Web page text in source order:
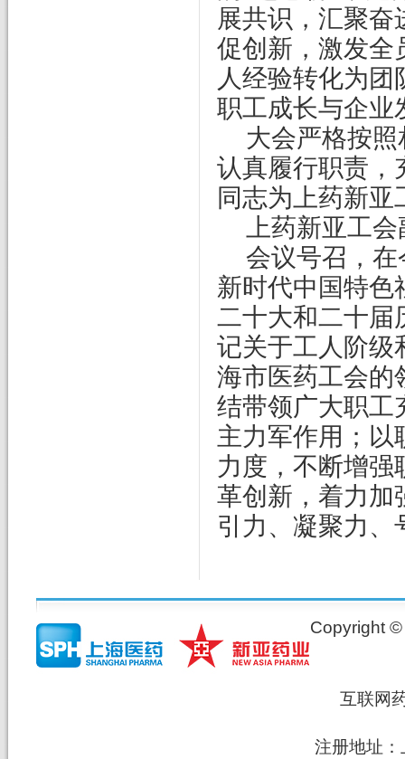
展共识，汇聚奋
促创新，激发全
人经验转化为
职工成长与企业
大会严格按
认真履行职责，
同志为上药新
上药新亚工
会议号召，
新时代中国特色
二十大和二十届
记关于工人阶级
海市医药工会的
结带领广大职工
主力军作用；以
力度，不断增强
革创新，着力加
引力、凝聚力、
Copyright
互联网
注册地址